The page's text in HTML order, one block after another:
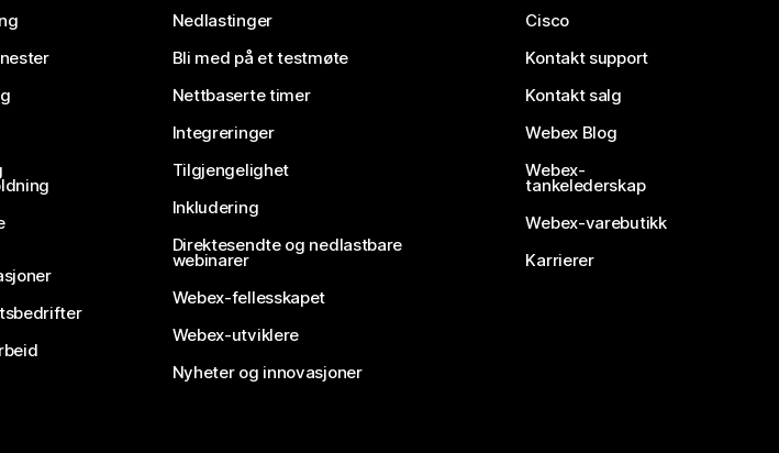
et spørsmål
Nedlastinger
Bli med på et testmøte
Nettbaserte timer
Integreringer
Tilgjengelighet
Inkludering
Direktesendte og nedlastbare
webinarer
Webex-fellesskapet
Webex-utviklere
Nyheter og innovasjoner
Cisco
Kontakt support
Kontakt salg
Webex Blog
Webex-
tankelederskap
Webex-varebutikk
Karrierer